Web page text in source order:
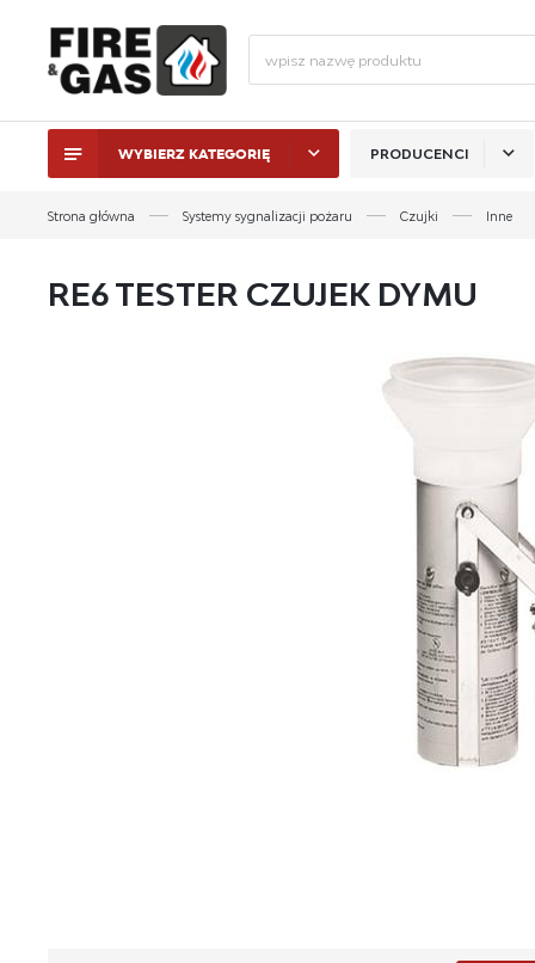
WYBIERZ KATEGORIĘ PRODUCENCI
Strona główna Systemy sygnalizacji pożaru Czujki Inne
RE6 TESTER CZUJEK DYMU